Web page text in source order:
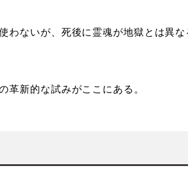
わないが、死後に霊魂が地獄とは異
新的な試みがここにある。